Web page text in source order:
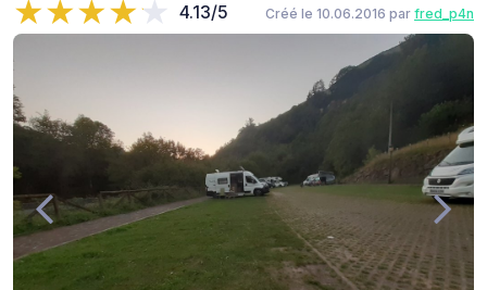
4.13/5 Créé le 10.06.2016 par fred_p4n